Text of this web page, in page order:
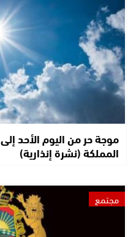
موجة حر من اليوم الأحد
المملكة (نشرة إنذارية)
مجتمع